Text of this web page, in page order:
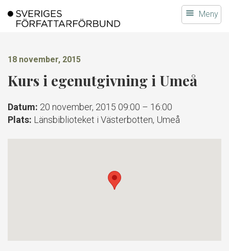
till
Meny
18 november, 2015
Kurs i egenutgivning i Umeå
Datum: 20 november, 2015 09:00 – 16:00
Plats: Länsbiblioteket i Västerbotten, Umeå